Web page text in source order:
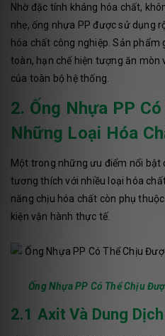
Nhờ đặc tính kháng hóa chất,
nhẹ, ống nhựa PP được sử dụng
hóa chất công nghiệp. Sản phẩm
toàn, hạn chế hiện tượng ăn mòn
của toàn bộ hệ thống.
2. Ống Nhựa PP
Những Loại Hóa
Một trong những ưu điểm nổi bật
tương thích với nhiều loại hóa
năng chịu hóa chất còn phụ
kiện vận hành thực tế.
Ống Nhựa PP Có Thể Chịu
2.1 Axit Và Dung